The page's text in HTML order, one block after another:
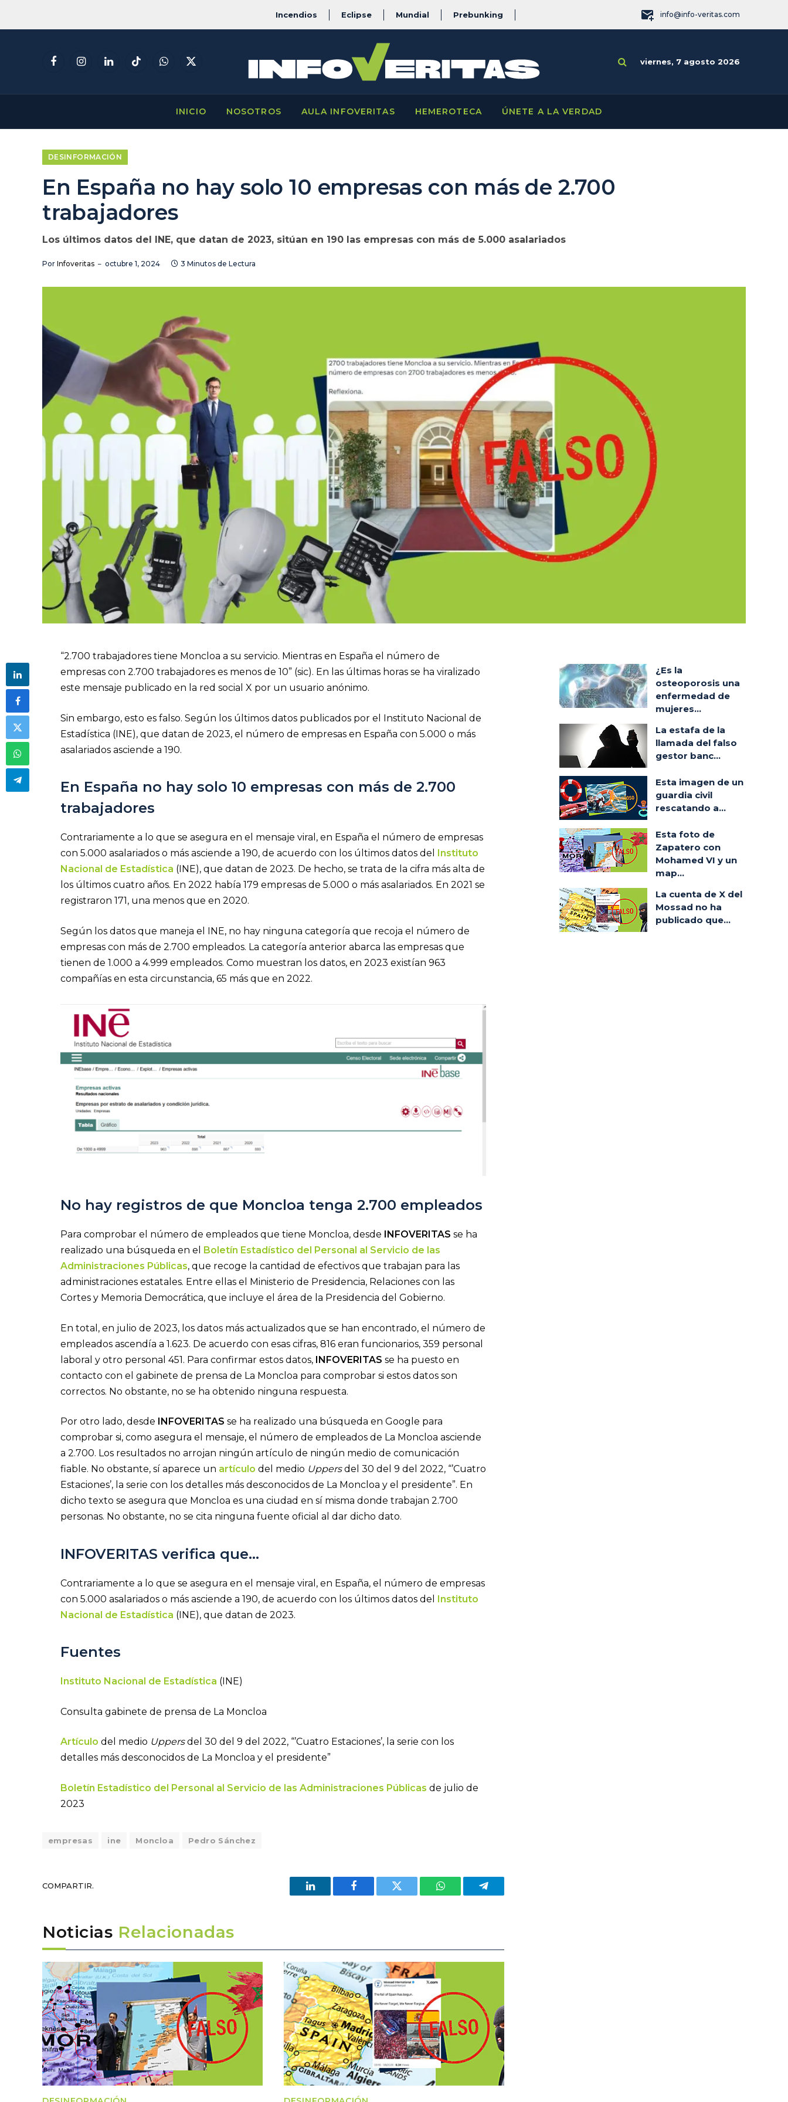
Incendios Eclipse Mundial Prebunking info@info-veritas.com
FacebookInstagramLinkedInTikTokWhatsApp
X
viernes, 7 agosto 2026
INICIO NOSOTROS AULA INFOVERITAS HEMEROTECA ÚNETE A LA VERDAD
DESINFORMACIÓN
En España no hay solo 10 empresas con más de 2.700
trabajadores
Los últimos datos del INE, que datan de 2023, sitúan en 190 las empresas con más de 5.000 asalariados
Por Infoveritas octubre 1, 2024 3 Minutos de Lectura
“2.700 trabajadores tiene Moncloa a su servicio. Mientras en España el número de
empresas con 2.700 trabajadores es menos de 10” (sic). En las últimas horas se ha viralizado
este mensaje publicado en la red social X por un usuario anónimo.
Sin embargo, esto es falso. Según los últimos datos publicados por el Instituto Nacional de
Estadística (INE), que datan de 2023, el número de empresas en España con 5.000 o más
asalariados asciende a 190.
En España no hay solo 10 empresas con más de 2.700
trabajadores
Contrariamente a lo que se asegura en el mensaje viral, en España el número de empresas
con 5.000 asalariados o más asciende a 190, de acuerdo con los últimos datos del Instituto
Nacional de Estadística (INE), que datan de 2023. De hecho, se trata de la cifra más alta de
los últimos cuatro años. En 2022 había 179 empresas de 5.000 o más asalariados. En 2021 se
registraron 171, una menos que en 2020.
Según los datos que maneja el INE, no hay ninguna categoría que recoja el número de
empresas con más de 2.700 empleados. La categoría anterior abarca las empresas que
tienen de 1.000 a 4.999 empleados. Como muestran los datos, en 2023 existían 963
compañías en esta circunstancia, 65 más que en 2022.
No hay registros de que Moncloa tenga 2.700 empleados
Para comprobar el número de empleados que tiene Moncloa, desde INFOVERITAS se ha
realizado una búsqueda en el Boletín Estadístico del Personal al Servicio de las
Administraciones Públicas, que recoge la cantidad de efectivos que trabajan para las
administraciones estatales. Entre ellas el Ministerio de Presidencia, Relaciones con las
Cortes y Memoria Democrática, que incluye el área de la Presidencia del Gobierno.
En total, en julio de 2023, los datos más actualizados que se han encontrado, el número de
empleados ascendía a 1.623. De acuerdo con esas cifras, 816 eran funcionarios, 359 personal
laboral y otro personal 451. Para confirmar estos datos, INFOVERITAS se ha puesto en
contacto con el gabinete de prensa de La Moncloa para comprobar si estos datos son
correctos. No obstante, no se ha obtenido ninguna respuesta.
Por otro lado, desde INFOVERITAS se ha realizado una búsqueda en Google para
comprobar si, como asegura el mensaje, el número de empleados de La Moncloa asciende
a 2.700. Los resultados no arrojan ningún artículo de ningún medio de comunicación
fiable. No obstante, sí aparece un artículo del medio Uppersdel 30 del 9 del 2022, “’Cuatro
Estaciones’, la serie con los detalles más desconocidos de La Moncloa y el presidente”. En
dicho texto se asegura que Moncloa es una ciudad en sí misma donde trabajan 2.700
personas. No obstante, no se cita ninguna fuente oficial al dar dicho dato.
INFOVERITAS verifica que…
Contrariamente a lo que se asegura en el mensaje viral, en España, el número de empresas
con 5.000 asalariados o más asciende a 190, de acuerdo con los últimos datos del Instituto
Nacional de Estadística (INE), que datan de 2023.
Fuentes
Instituto Nacional de Estadística (INE)
Consulta gabinete de prensa de La Moncloa
Artículo del medio Uppersdel 30 del 9 del 2022, “’Cuatro Estaciones’, la serie con los
detalles más desconocidos de La Moncloa y el presidente”
Boletín Estadístico del Personal al Servicio de las Administraciones Públicas de julio de
2023
empresas ine Moncloa Pedro Sánchez
COMPARTIR.
LinkedIn Facebook Twitter WhatsAppTelegrama
Noticias Relacionadas
¿Es la
osteoporosis una
enfermedad de
mujeres...
La estafa de la
llamada del falso
gestor banc...
Esta imagen de un
guardia civil
rescatando a...
Esta foto de
Zapatero con
Mohamed VI y un
map...
La cuenta de X del
Mossad no ha
publicado que...